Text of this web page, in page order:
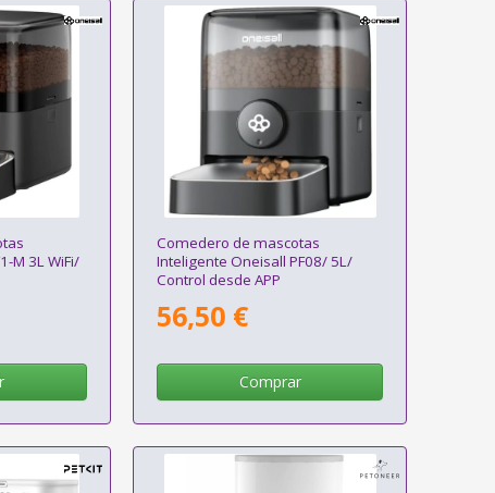
M 3L WiFi/
Comedero de mascotas
Inteligente Oneisall PF08/ 5L/
Control desde APP
56,50 €
Comprar